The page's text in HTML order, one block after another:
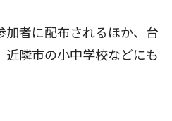
者に配布されるほか、台
隣市の小中学校などにも